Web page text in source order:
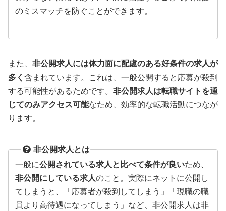
のミスマッチを防ぐことができます。
また、 非公開求人には体力面に配慮のある好条件の求人が
多く 含まれています。これは、一般公開すると応募が殺到
する可能性があるためです。 非公開求人は転職サイトを通
じてのみアクセス可能なため、効率的な転職活動につなが
ります。
非公開求人とは
一般に公開されている求人と比べて条件が良いため、
非公開にしている求人のこと。実際にネットに公開し
てしまうと、「応募者が殺到してしまう」「現職の職
員より高待遇になってしまう」など、非公開求人は非